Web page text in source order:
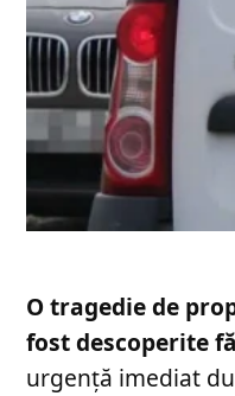
O tragedie de
fost descoperite
urgență imediat